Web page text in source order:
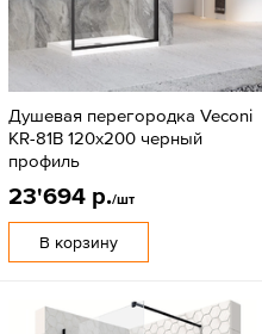
Душевая перегородка Veconi
KR-81B 120x200 черный
профиль
23'694 р./шт
В корзину